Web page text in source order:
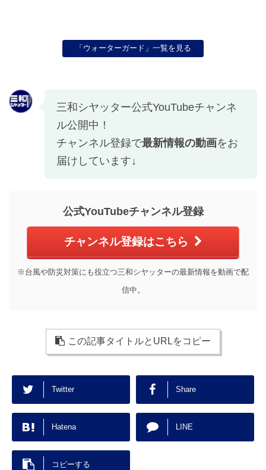
「ウォーターガード」一覧を見る
三和シヤッター公式YouTubeチャンネ
ル公開中！
チャンネル登録で最新情報の動画をお
届けしています↓
公式YouTubeチャンネル登録
チャンネル登録はこちら
※台風や防災対策にも役立つ三和シヤッターの最新情報を動画で配
信中。
この記事タイトルとURLをコピー
Twitter Share
Hatena LINE
コピーする